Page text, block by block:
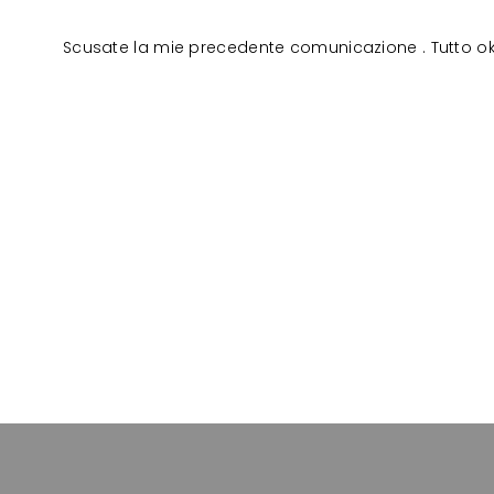
Scusate la mie precedente comunicazione . Tutto